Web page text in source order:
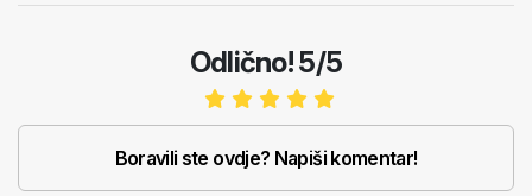
Odlično! 5/5
Boravili ste ovdje? Napiši komentar!